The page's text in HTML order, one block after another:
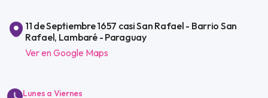
11 de Septiembre 1657 casi San Rafael - Barrio San
Rafael, Lambaré - Paraguay
Ver en Google Maps
Lunes a Viernes